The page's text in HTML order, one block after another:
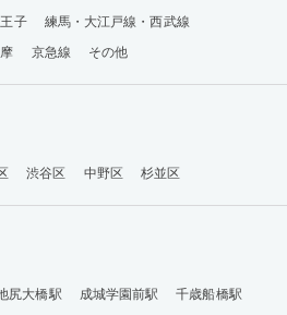
子
練馬・大江戸線・西武線
京急線 その他
渋谷区 中野区 杉並区
尻大橋駅 成城学園前駅
千歳船橋駅